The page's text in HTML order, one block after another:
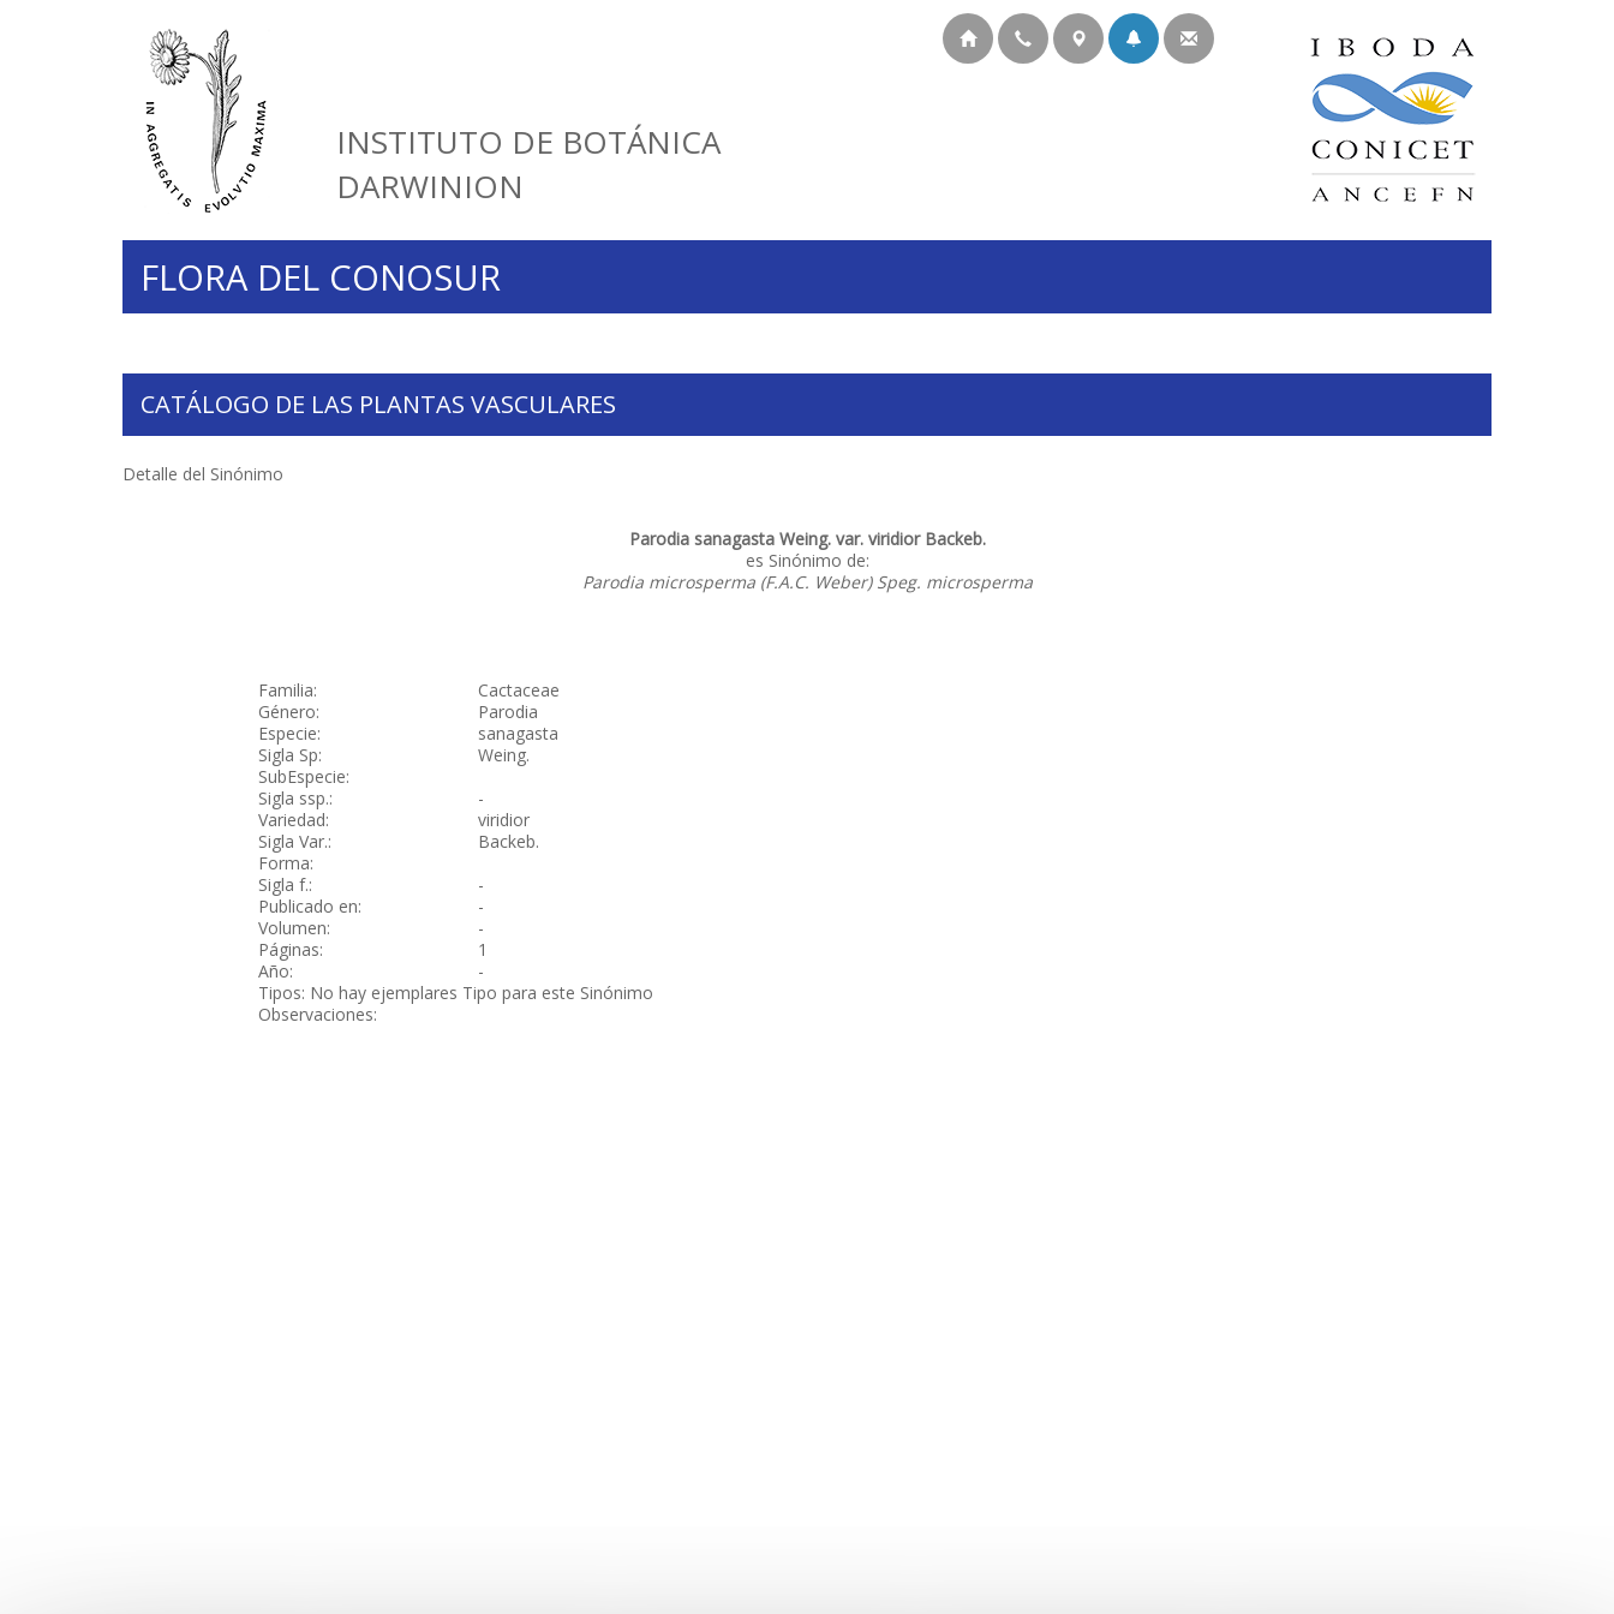
INSTITUTO DE BOTÁNICA
DARWINION
FLORA DEL CONOSUR
CATÁLOGO DE LAS PLANTAS VASCULARES
Detalle del Sinónimo
Parodia sanagasta Weing. var. viridior Backeb.
es Sinónimo de:
Parodia microsperma (F.A.C. Weber) Speg. microsperma
Familia:
Cactaceae
Género:
Parodia
Especie:
sanagasta
Sigla Sp:
Weing.
SubEspecie:
Sigla ssp.:
-
Variedad:
viridior
Sigla Var.:
Backeb.
Forma:
Sigla f.:
-
Publicado en:
-
Volumen:
-
Páginas:
1
Año:
-
Tipos: No hay ejemplares Tipo para este Sinónimo
Observaciones: